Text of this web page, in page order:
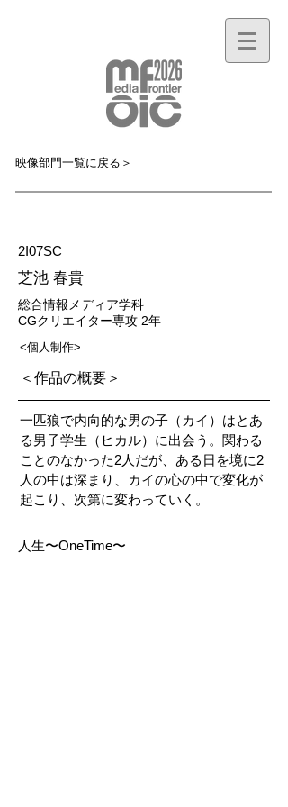
映像部門一覧に戻る＞
2I07SC
芝池 春貴
総合情報メディア学科
CGクリエイター専攻 2年
<個人制作>
＜作品の概要＞
一匹狼で内向的な男の子（カイ）はとあ
る男子学生（ヒカル）に出会う。関わる
ことのなかった2人だが、ある日を境に2
人の中は深まり、カイの心の中で変化が
起こり、次第に変わっていく。
人生〜OneTime〜